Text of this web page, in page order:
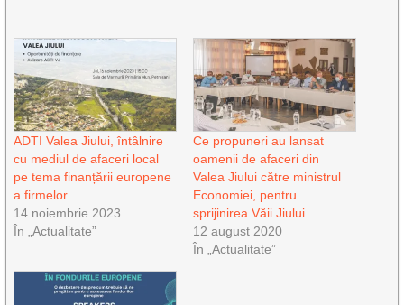
ADTI Valea Jiului, întâlnire
cu mediul de afaceri local
pe tema finanțării europene
a firmelor
14 noiembrie 2023
În „Actualitate”
Ce propuneri au lansat
oamenii de afaceri din
Valea Jiului către ministrul
Economiei, pentru
sprijinirea Văii Jiului
12 august 2020
În „Actualitate”